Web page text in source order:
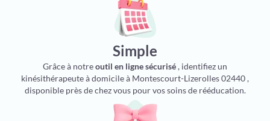
Simple
Grâce à notreoutil en ligne sécurisé, identifiez un
kinésithérapeute à domicile à Montescourt-Lizerolles 02440 ,
disponible près de chez vous pour vos soins de rééducation.